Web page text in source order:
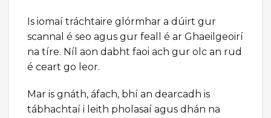
Is iomaí tráchtaire glórmhar a dúirt gur
scannal é seo agus gur feall é ar Ghaeilgeoirí
na tíre. Níl aon dabht faoi ach gur olc an rud
é ceart go leor.
Mar is gnáth, áfach, bhí an dearcadh is
tábhachtaí i leith pholasaí agus dhán na